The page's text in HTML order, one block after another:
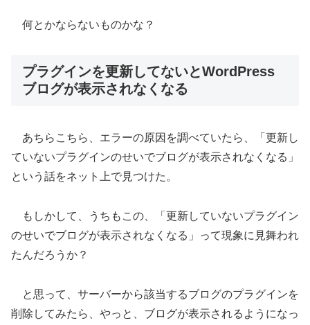
何とかならないものかな？
プラグインを更新してないとWordPress
ブログが表示されなくなる
あちらこちら、エラーの原因を調べていたら、「更新し
ていないプラグインのせいでブログが表示されなくなる」
という話をネット上で見つけた。
もしかして、うちもこの、「更新していないプラグイン
のせいでブログが表示されなくなる」って現象に見舞われ
たんだろうか？
と思って、サーバーから該当するブログのプラグインを
削除してみたら、やっと、ブログが表示されるようになっ